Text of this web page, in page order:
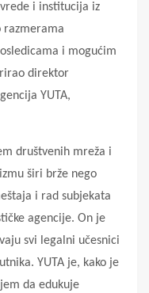
i institucija iz
razmerama
i mogućim
direktor
YUTA,
društvenih mreža i
širi brže nego
i rad subjekata
agencije. On je
svi legalni učesnici
YUTA je, kako je
da edukuje